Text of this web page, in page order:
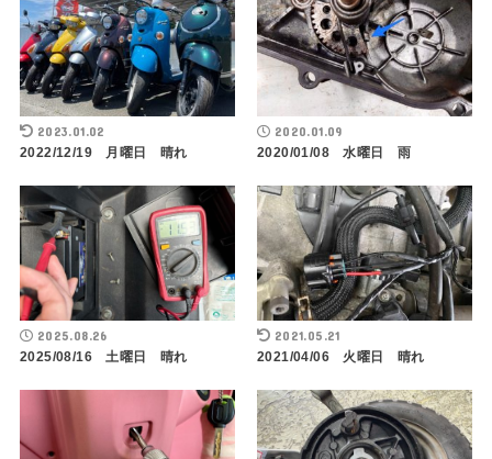
2023.01.02
2022/12/19 月曜日 晴れ
2020.01.09
2020/01/08 水曜日 雨
2025.08.26
2025/08/16 土曜日 晴れ
2021.05.21
2021/04/06 火曜日 晴れ